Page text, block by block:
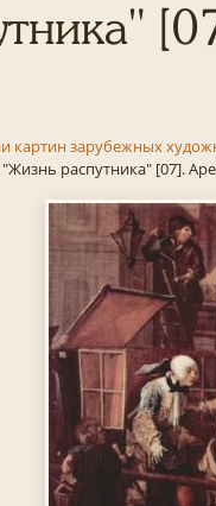
картин зарубежных
распутника" [07].